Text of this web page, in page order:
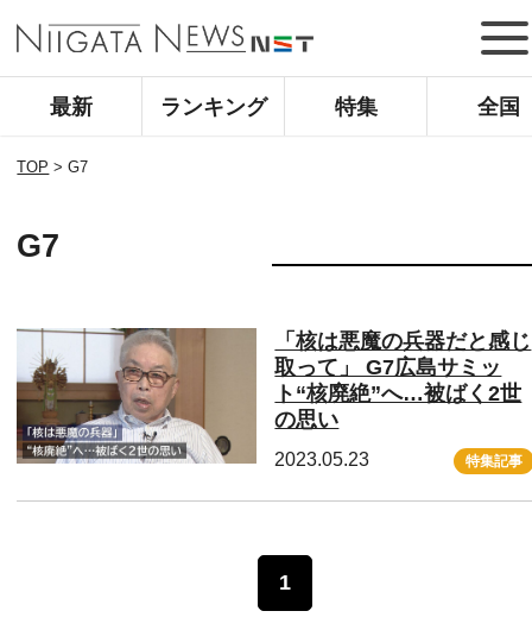
最新 ランキング 特集 全国
TOP >G7
G7
「核は悪魔の兵器だと感じ
取って」 G7広島サミッ
ト“核廃絶”へ…被ばく2世
の思い
2023.05.23 特集記事
1